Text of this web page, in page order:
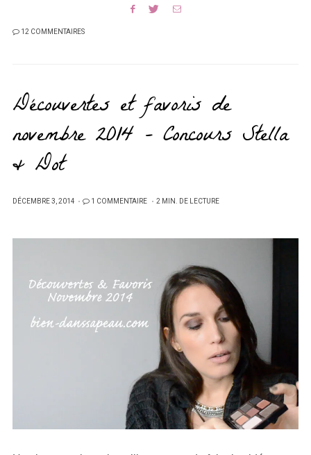
12 COMMENTAIRES
Découvertes et favoris de
novembre 2014 – Concours Stella
& Dot
PUBLIÉ
DÉCEMBRE 3, 2014 1 COMMENTAIRE 2 MIN. DE LECTURE